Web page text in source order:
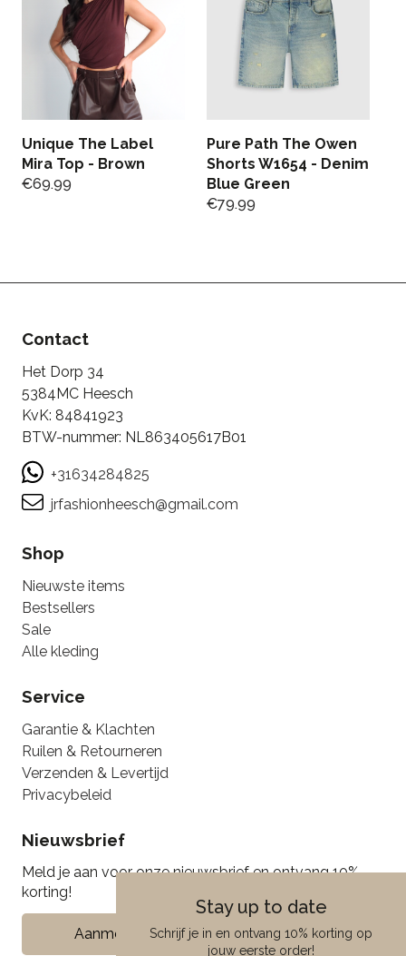
Unique The Label
Mira Top - Brown
€69.99
Pure Path The Owen
Shorts W1654 - Denim
Blue Green
€79.99
Stay up to date
Schrijf je in en ontvang 10% korting op
jouw eerste order!
Contact
Het Dorp 34
5384MC Heesch
KvK: 84841923
BTW-nummer: NL863405617B01
+31634284825
jrfashionheesch@gmail.com
Shop
Nieuwste items
Bestsellers
Sale
Alle kleding
Service
Garantie & Klachten
Ruilen & Retourneren
Verzenden & Levertijd
Privacybeleid
Nieuwsbrief
Meld je aan voor onze nieuwsbrief en ontvang 10%
korting!
Aanmelden